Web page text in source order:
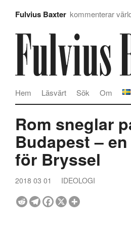
Fulvius Baxter kommenterar
Om
Sök
Läsvärt
Hem
Rom sneglar
Budapest –
för Bryssel
2018 03 01 IDEOLOGI